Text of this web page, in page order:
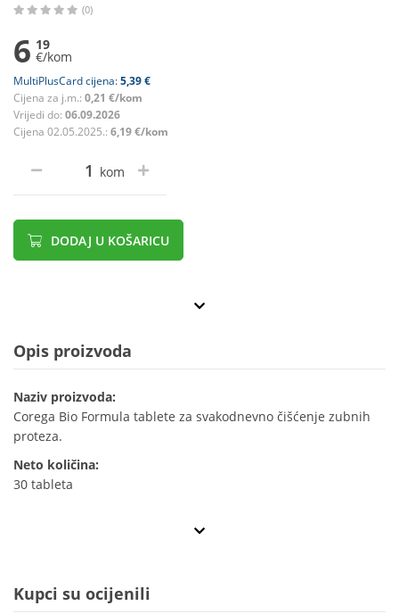
(0)
6 19
€/kom
MultiPlusCard cijena:5,39 €
Cijena za j.m.: 0,21 €/kom
Vrijedi do: 06.09.2026
Cijena 02.05.2025.: 6,19 €/kom
kom
DODAJ U KOŠARICU
Opis proizvoda
Naziv proizvoda:
Corega Bio Formula tablete za svakodnevno čišćenje zubnih
proteza.
Neto količina:
30 tableta
Kupci su ocijenili